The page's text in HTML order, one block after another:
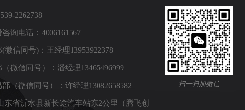
2262738
询电话：4006161567
微信同号)：王经理13953922378
微信同号）：潘经理13465496999
部（微信同号）：许经理13082658582
东省沂水县新长途汽车站东2公里（腾飞创
扫一扫加微信